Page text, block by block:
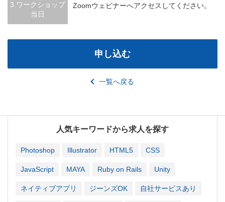
3.ワークショップ
当日
Zoomウェビナーへアクセスしてください。
申し込む
一覧へ戻る
人気キーワードから求人を探す
Photoshop Illustrator HTML5 CSS
JavaScript MAYA Ruby on Rails Unity
ネイティブアプリ ジーンズOK 自社サービスあり